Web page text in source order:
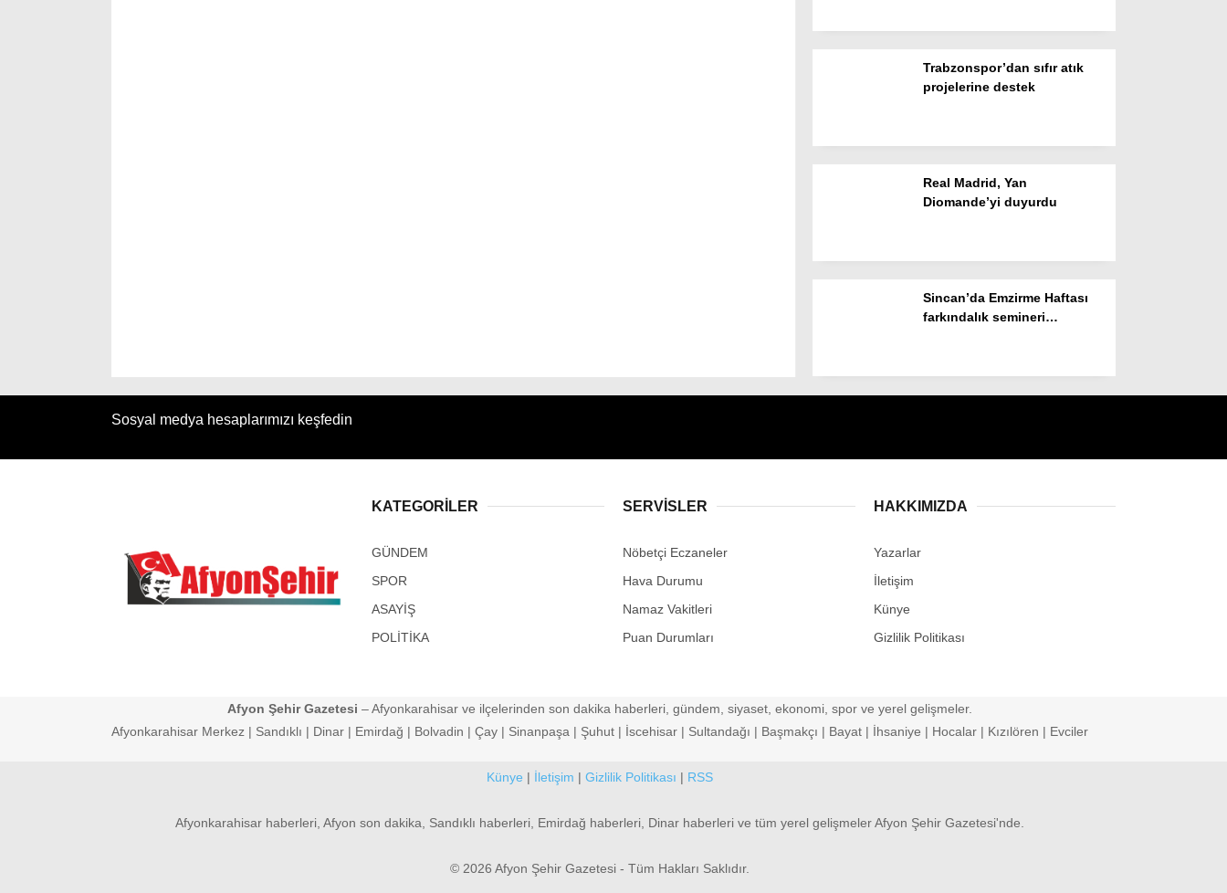
Trabzonspor’dan sıfır atık
projelerine destek
Real Madrid, Yan
Diomande’yi duyurdu
Sincan’da Emzirme Haftası
farkındalık semineri
Sosyal medya hesaplarımızı keşfedin
KATEGORİLER
GÜNDEM
SPOR
ASAYİŞ
POLİTİKA
SERVİSLER
Nöbetçi Eczaneler
Hava Durumu
Namaz Vakitleri
Puan Durumları
HAKKIMIZDA
Yazarlar
İletişim
Künye
Gizlilik Politikası
Afyon Şehir Gazetesi – Afyonkarahisar ve ilçelerinden son dakika haberleri, gündem, siyaset, ekonomi, spor ve yerel gelişmeler.
Afyonkarahisar Merkez | Sandıklı | Dinar | Emirdağ | Bolvadin | Çay | Sinanpaşa | Şuhut | İscehisar | Sultandağı | Başmakçı | Bayat | İhsaniye | Hocalar | Kızılören | Evciler
Künye | İletişim | Gizlilik Politikası | RSS
Afyonkarahisar haberleri, Afyon son dakika, Sandıklı haberleri, Emirdağ haberleri, Dinar haberleri ve tüm yerel gelişmeler Afyon Şehir Gazetesi'nde.
© 2026 Afyon Şehir Gazetesi - Tüm Hakları Saklıdır.